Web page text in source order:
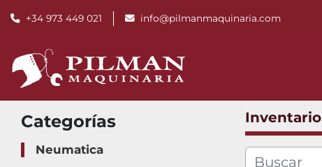
+34 973 449 021 info@pilmanmaquinaria.com
Categorías
Neumatica
Inventario